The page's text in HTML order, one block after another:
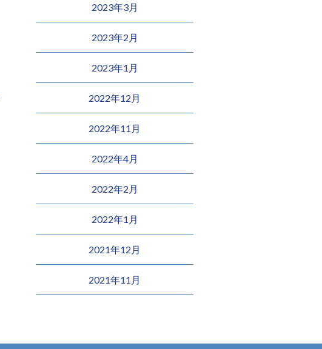
2023年3月
2023年2月
2023年1月
2022年12月
2022年11月
2022年4月
2022年2月
2022年1月
2021年12月
2021年11月